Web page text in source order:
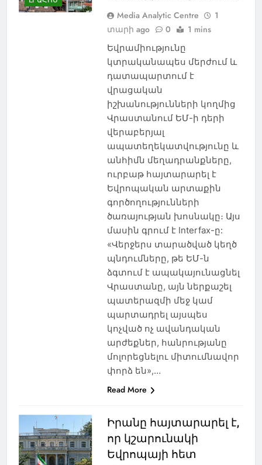
Media Analytic Centre
1
տարի ago
0 1 mins
Եվրամիությունը
կտրականապես մերժում և
դատապարտում է
վրացական
իշխանությունների կողմից
Վրաստանում ԵՄ-ի դերի
վերաբերյալ
ապատեղեկատվությունը և
անհիմն մեղադրանքները,
ուրբաթ հայտարարել է
Եվրոպական արտաքին
գործողությունների
ծառայության խոսնակը։ Այս
մասին գրում է Interfax-ը:
«Վերջերս տարածված կեղծ
պնդումները, թե ԵՄ-ն
ձգտում է ապակայունացնել
Վրաստանը, այն ներքաշել
պատերազմի մեջ կամ
պարտադրել այսպես
կոչված ոչ ավանդական
արժեքներ, հանրությանը
մոլորեցնելու միտումնավոր
փորձ են»,…
Read More
Իրանը հայտարարել է,
որ կշարունակի
Եվրոպայի հետ